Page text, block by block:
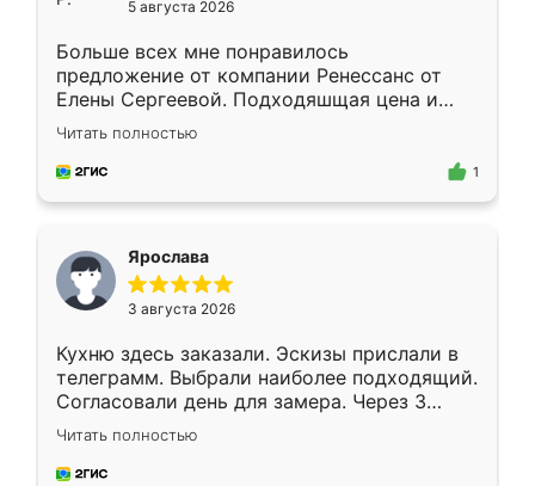
5 августа 2026
Больше всех мне понравилось
предложение от компании Ренессанс от
Елены Сергеевой. Подходяшщая цена и
короткие сроки изготовления. Приехавший
для замера сотрудник Владислав
предложил по моему эскизу самый
Читать полностью
1
Ярослава
3 августа 2026
Кухню здесь заказали. Эскизы прислали в
телеграмм. Выбрали наиболее подходящий.
Согласовали день для замера. Через 3
недели кухня была уже готова. Остались
довольны работой. Спасибо Ренессанс
мебель за качественную работу!
Читать полностью